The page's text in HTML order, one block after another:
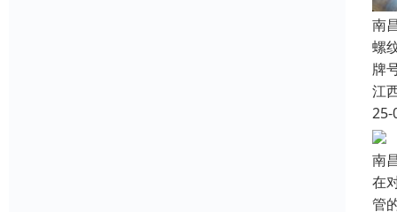
南
螺
牌
江
25-
南
在
管